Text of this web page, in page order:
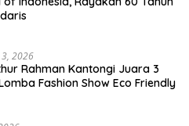
3, 2026
Rahman Kantongi Juara 3
Fashion Show Eco Friendly